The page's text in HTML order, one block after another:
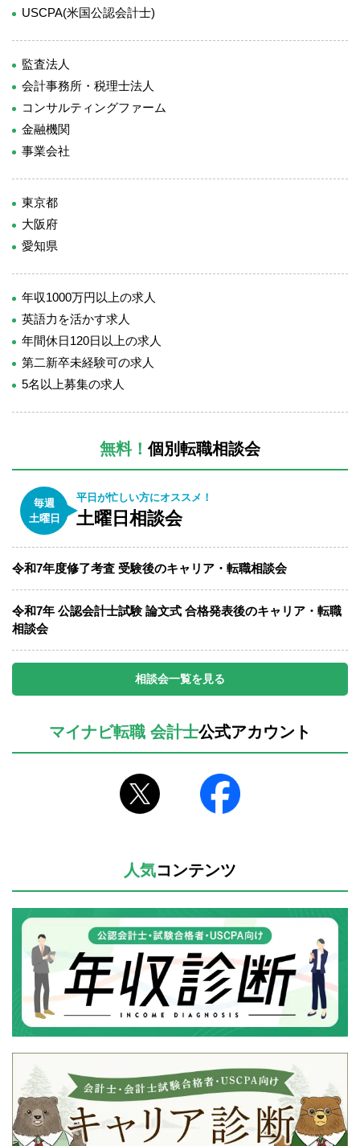
USCPA(米国公認会計士)
監査法人
会計事務所・税理士法人
コンサルティングファーム
金融機関
事業会社
東京都
大阪府
愛知県
年収1000万円以上の求人
英語力を活かす求人
年間休日120日以上の求人
第二新卒未経験可の求人
5名以上募集の求人
無料！ 個別転職相談会
毎週
土曜日
平日が忙しい方にオススメ！
土曜日相談会
令和7年度修了考査 受験後のキャリア・転職相談会
令和7年 公認会計士試験 論文式 合格発表後のキャリア・転職
相談会
相談会一覧を見る
マイナビ転職 会計士公式アカウント
人気コンテンツ